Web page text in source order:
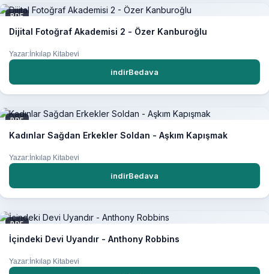
PDF
Dijital Fotoğraf Akademisi 2 - Özer Kanburoğlu
Yazar:İnkılap Kitabevi
indirBedava
PDF
Kadınlar Sağdan Erkekler Soldan - Aşkım Kapışmak
Yazar:İnkılap Kitabevi
indirBedava
PDF
İçindeki Devi Uyandır - Anthony Robbins
Yazar:İnkılap Kitabevi